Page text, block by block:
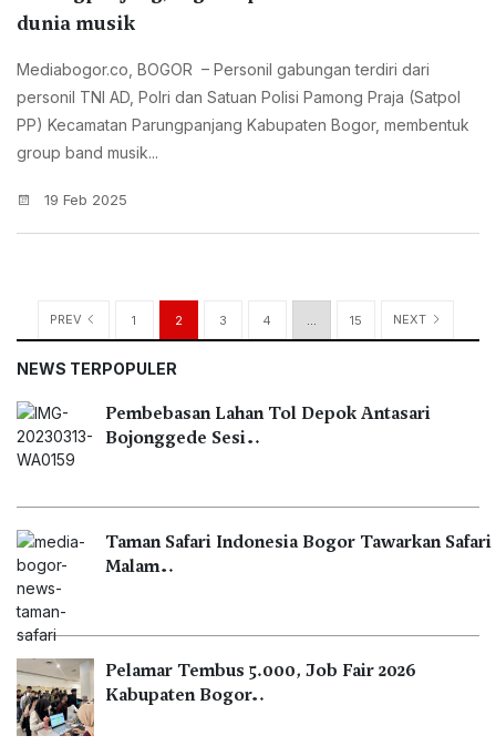
dunia musik
Mediabogor.co, BOGOR – Personil gabungan terdiri dari
personil TNI AD, Polri dan Satuan Polisi Pamong Praja (Satpol
PP) Kecamatan Parungpanjang Kabupaten Bogor, membentuk
group band musik...
19 Feb 2025
PREV 1 2 3 4 15 NEXT
NEWS TERPOPULER
Pembebasan Lahan Tol Depok Antasari
Bojonggede Sesi…
Taman Safari Indonesia Bogor Tawarkan Safari
Malam…
Pelamar Tembus 5.000, Job Fair 2026
Kabupaten Bogor…